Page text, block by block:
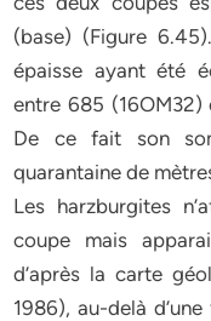
(base) (Figure
épaisse ayant été
entre 685 (16OM32)
De ce fait son
quarantaine de
Les harzburgites
coupe mais
d’après la carte
1986), au-delà